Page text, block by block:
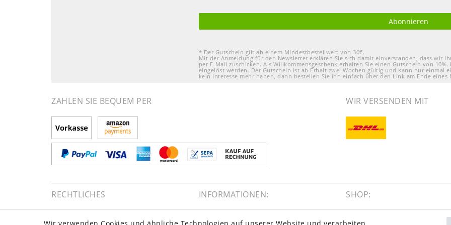
Abonnieren
* Der Gutschein gilt ab einem Mindestbestellwert von 30€.
Mit der Anmeldung für den Newsletter erklären Sie sich damit einverstanden, dass wir
per E-Mail zuschicken. Als Willkommensgeschenk erhalten Sie einen Gutschein von
eingelöst werden. Der Gutschein ist ab Erhalt zwei Wochen gültig und kann nur einmal
kein Interesse mehr haben, dann bestellen Sie ihn einfach über den Link am Ende eines
ZAHLEN SIE BEQUEM PER WIR VERSENDEN MIT
RECHTLICHES INFORMATIONEN: SHOP: